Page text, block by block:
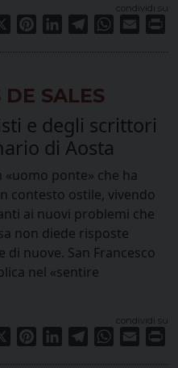
condividi su
PinterestLinkedInTelegramWhatsApp
Email
SALES
e degli scrittori
di Aosta
«uomo ponte» che ha
contesto ostile, vivendo
ai nuovi problemi che
non diede risposte
di nuove. San Francesco
nel «sentire
condividi su
PinterestLinkedInTelegramWhatsApp
Email